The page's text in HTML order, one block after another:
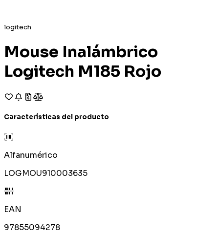
logitech
Mouse Inalámbrico
Logitech M185 Rojo
Características del producto
Alfanumérico
LOGMOU910003635
EAN
97855094278